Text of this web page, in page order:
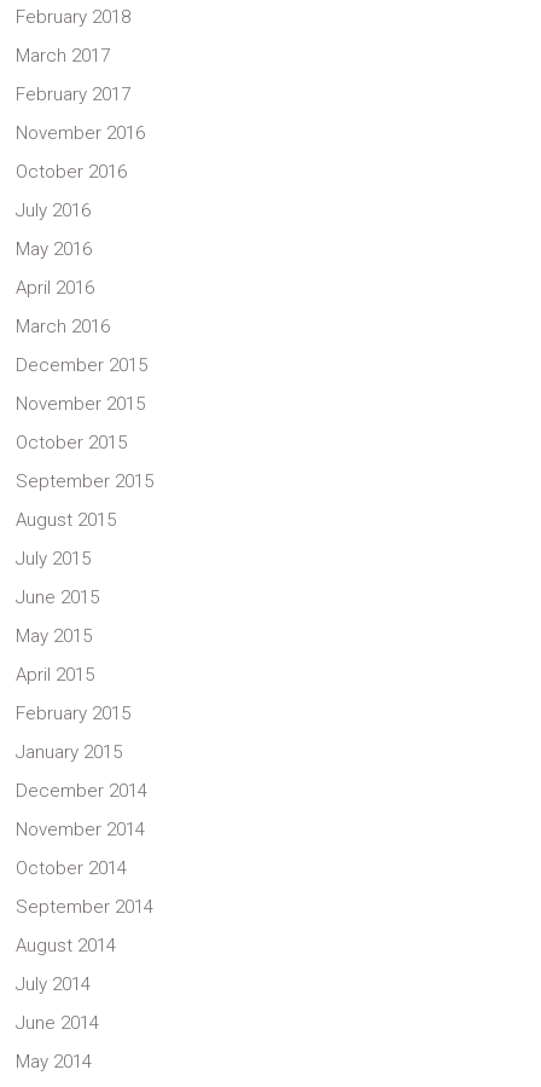
February 2018
March 2017
February 2017
November 2016
October 2016
July 2016
May 2016
April 2016
March 2016
December 2015
November 2015
October 2015
September 2015
August 2015
July 2015
June 2015
May 2015
April 2015
February 2015
January 2015
December 2014
November 2014
October 2014
September 2014
August 2014
July 2014
June 2014
May 2014